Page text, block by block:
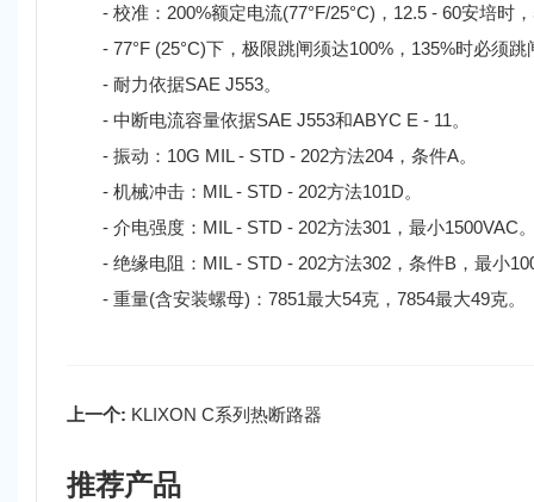
- 校准：200%额定电流(77°F/25°C)，12.5 - 60安培时
- 77°F (25°C)下，极限跳闸须达100%，135%时必须跳
- 耐力依据SAE J553。
- 中断电流容量依据SAE J553和ABYC E - 11。
- 振动：10G MIL - STD - 202方法204，条件A。
- 机械冲击：MIL - STD - 202方法101D。
- 介电强度：MIL - STD - 202方法301，最小1500VAC
- 绝缘电阻：MIL - STD - 202方法302，条件B，最小
- 重量(含安装螺母)：7851最大54克，7854最大49克。
上一个: KLIXON C系列热断路器
推荐产品